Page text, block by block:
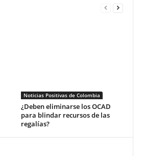
Noticias Positivas de Colombia
¿Deben eliminarse los OCAD
para blindar recursos de las
regalías?